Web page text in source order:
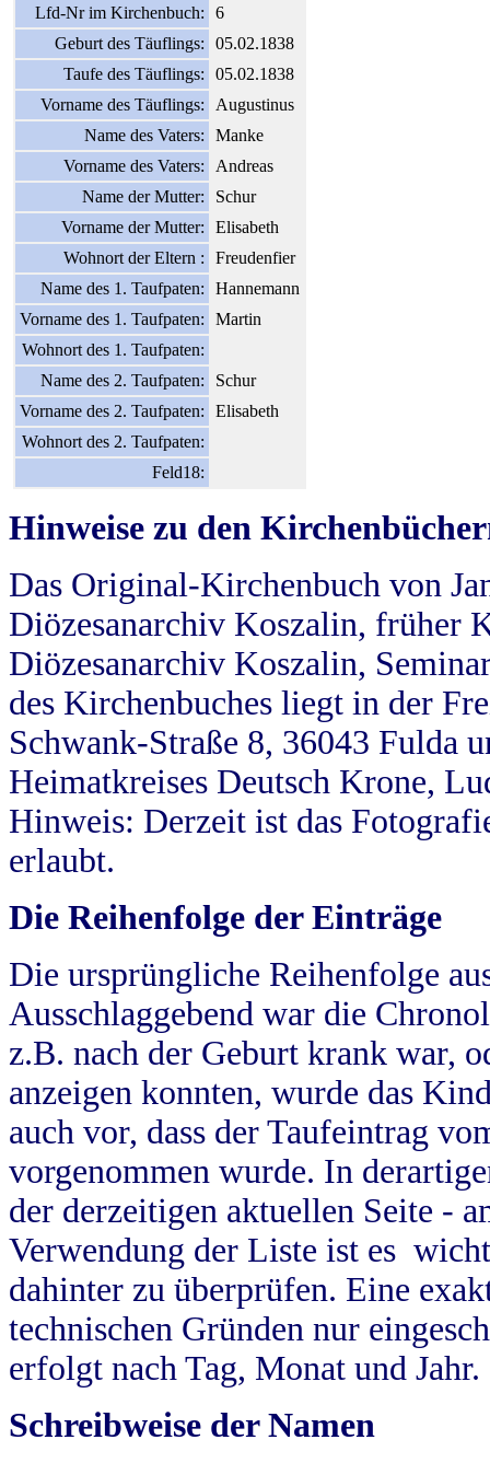
Lfd-Nr im Kirchenbuch:
6
Geburt des Täuflings:
05.02.1838
Taufe des Täuflings:
05.02.1838
Vorname des Täuflings:
Augustinus
Name des Vaters:
Manke
Vorname des Vaters:
Andreas
Name der Mutter:
Schur
Vorname der Mutter:
Elisabeth
Wohnort der Eltern :
Freudenfier
Name des 1. Taufpaten:
Hannemann
Vorname des 1. Taufpaten:
Martin
Wohnort des 1. Taufpaten:
Name des 2. Taufpaten:
Schur
Vorname des 2. Taufpaten:
Elisabeth
Wohnort des 2. Taufpaten:
Feld18:
Hinweise zu den
Das Original-Kirchenbuch von
Diözesanarchiv Koszalin, früher
Diözesanarchiv Koszalin,
des Kirchenbuches liegt in der
Schwank-Straße 8, 36043 Fulda
Heimatkreises Deutsch Krone,
Hinweis: Derzeit ist das
erlaubt.
Die Reihenfolge der Einträge
Die ursprüngliche Reihenfolge
Ausschlaggebend war die
z.B. nach der Geburt krank war,
anzeigen konnten, wurde das
auch vor, dass der Taufeintrag
vorgenommen wurde. In
der derzeitigen aktuellen Seite -
Verwendung der Liste ist es
dahinter zu überprüfen. Eine
technischen Gründen nur
erfolgt nach Tag, Monat und Jahr.
Schreibweise der Namen